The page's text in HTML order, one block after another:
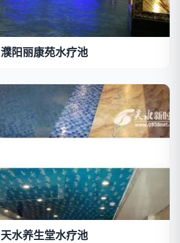
濮阳丽康苑水疗池
天水养生堂水疗池